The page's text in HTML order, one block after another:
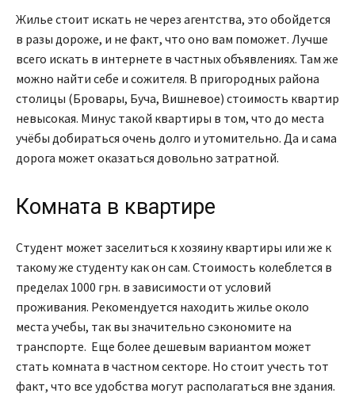
Жилье стоит искать не через агентства, это обойдется
в разы дороже, и не факт, что оно вам поможет. Лучше
всего искать в интернете в частных объявлениях. Там же
можно найти себе и сожителя. В пригородных района
столицы (Бровары, Буча, Вишневое) стоимость квартир
невысокая. Минус такой квартиры в том, что до места
учёбы добираться очень долго и утомительно. Да и сама
дорога может оказаться довольно затратной.
Комната в квартире
Студент может заселиться к хозяину квартиры или же к
такому же студенту как он сам. Стоимость колеблется в
пределах 1000 грн. в зависимости от условий
проживания. Рекомендуется находить жилье около
места учебы, так вы значительно сэкономите на
транспорте. Еще более дешевым вариантом может
стать комната в частном секторе. Но стоит учесть тот
факт, что все удобства могут располагаться вне здания.